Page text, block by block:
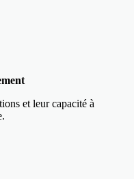
et leur capacité à